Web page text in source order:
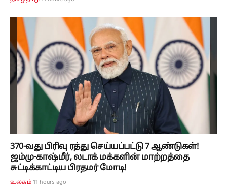
370-வது பிரிவு ரத்து செய்யப்பட்டு 7 ஆண்டுகள்!
ஜம்மு-காஷ்மீர், லடாக் மக்களின் மாற்றத்தை
சுட்டிக்காட்டிய பிரதமர் மோடி!
உலகம் 11 hours ago